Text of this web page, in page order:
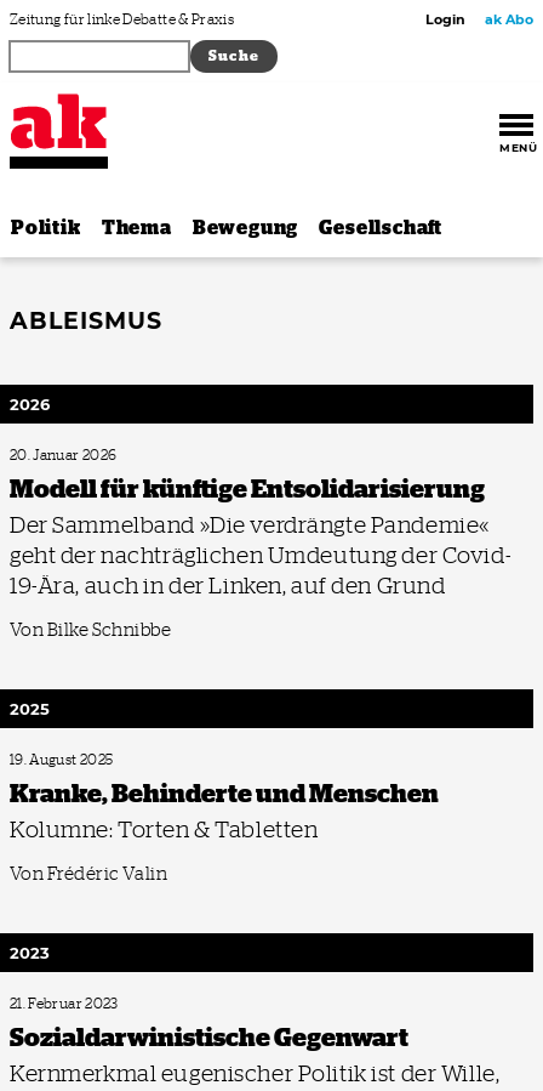
Zum Inhalt springen
Zeitung für linke Debatte & Praxis Login ak Abo
MENÜ
Politik Thema Bewegung Gesellschaft
ABLEISMUS
2026
20. Januar 2026
Modell für künftige Entsoli­darisierung
Der Sammelband »Die verdrängte Pandemie«
geht der nachträglichen Umdeutung der Covid-
19-Ära, auch in der Linken, auf den Grund
Von Bilke Schnibbe
2025
19. August 2025
Kranke, Behinderte und Menschen
Kolumne: Torten & Tabletten
Von Frédéric Valin
2023
21. Februar 2023
Sozialdarwinistische Gegenwart
Kernmerkmal eugenischer Politik ist der Wille,